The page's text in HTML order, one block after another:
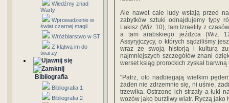
Wiedźmy znad
Warty
Wprowadzenie w
świat czarnej magii
Wróżbiarstwo w ST
Z klątwą im do
twarzy
Bibliografia
Bibliografia 1
Bibliografia 2
Ale nawet całe ludy wstają przed
zabytków sztuki odnajdujemy typy
Lakisz (Wiz. 10), tam Izraelity z
a tam arabskiego jeźdzca (Wiz.
Assyryjczycy, o których sądziliśmy
wraz ze swoją historją i kulturą
najmniejszych szczegółów znani
werset ksiąg prorockich zyskał barwną
"Patrz, oto nadbiegają wielkim
żaden nie zdrzemnie się, ni uśnie,
trzewika. Ostrzone ich strzały a łuki
wozów jako burzliwy wiatr. Ryczą jako